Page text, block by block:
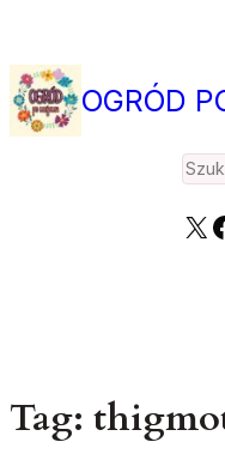
treści
OGRÓD
X
Tag: